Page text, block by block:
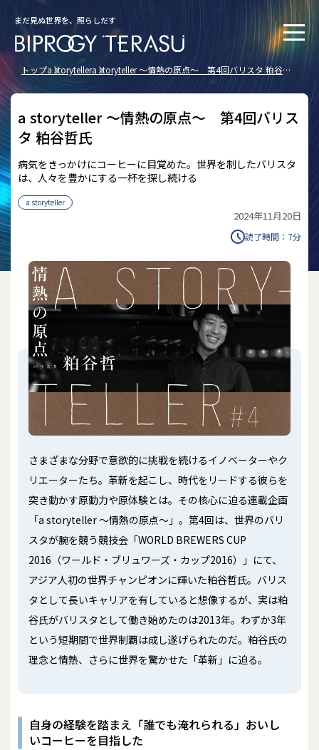
まだ見ぬ世界を、照らしだす
トップa storytellera storyteller ～情熱の原点～ 第4回バリスタ 粕谷哲
a storyteller ～情熱の原点～ 第4回バリス
タ 粕谷哲氏
病気をきっかけにコーヒーに目覚めた。世界を制したバリスタ
は、人々を豊かにする一杯を探し続ける
a storyteller
2024年11月20日
読了時間： 7分
さまざまな分野で意欲的に挑戦を続けるイノベーターやク
リエーターたち。革新を起こし、時代をリードする彼らを
突き動かす原動力や原体験とは――。その核心に迫る連載企画
「a storyteller ～情熱の原点～」。第4回は、世界のバリ
スタが腕を競う競技会「WORLD BREWERS CUP
2016（ワールド・ブリュワーズ・カップ2016）」にて、
アジア人初の世界チャンピオンに輝いた粕谷哲氏。バリス
タとして長いキャリアを有していると想像するが、実は粕
谷氏がバリスタとして働き始めたのは2013年。わずか3年
という短期間で世界制覇は成し遂げられたのだ。粕谷氏の
理念と情熱、さらに世界を驚かせた「革新」に迫る。
自身の経験を踏まえ「誰でも淹れられる」おいし
いコーヒーを目指した